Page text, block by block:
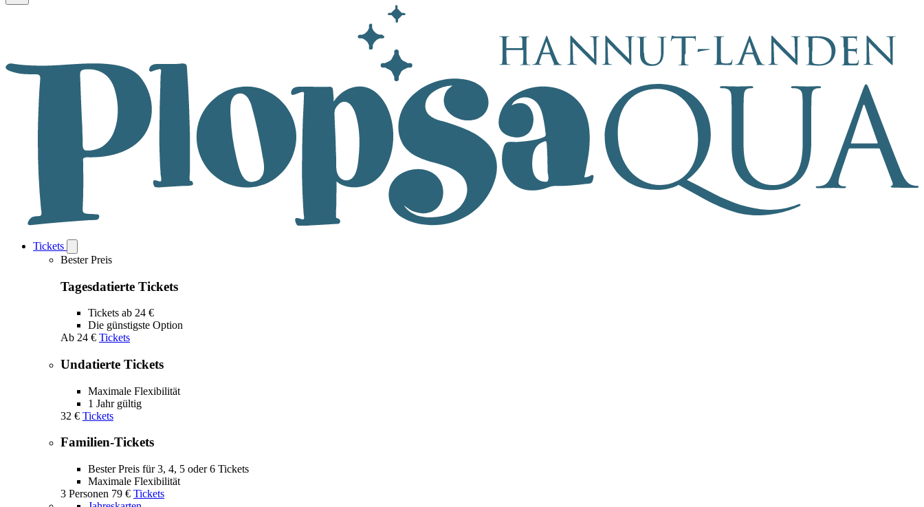
Tickets
Tickets
Bester Preis
Tagesdatierte Tickets
Tickets ab 24 €
Die günstigste Option
Ab 24 € Tickets
Undatierte Tickets
Maximale Flexibilität
1 Jahr gültig
32 € Tickets
Familien-Tickets
Bester Preis für 3, 4, 5 oder 6 Tickets
Maximale Flexibilität
3 Personen 79 € Tickets